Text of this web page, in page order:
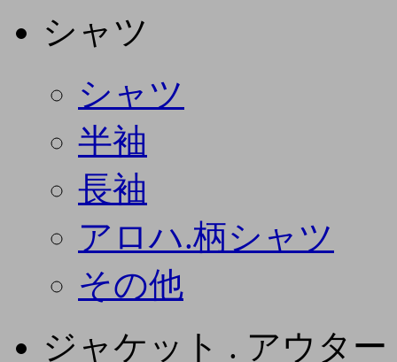
シャツ
シャツ
半袖
長袖
アロハ.柄シャツ
その他
ジャケット . アウター